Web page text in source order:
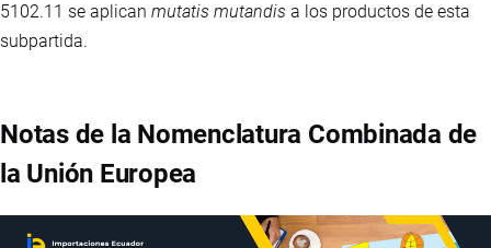
5102.11 se aplican mutatis mutandis a los productos de esta
subpartida.
Notas de la Nomenclatura Combinada de
la Unión Europea